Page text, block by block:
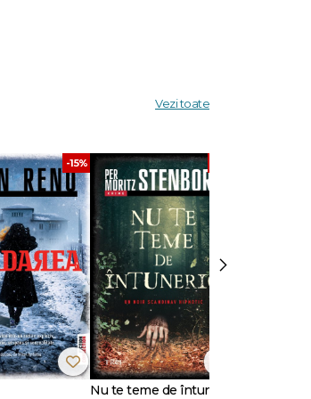
Vezi toate
-15%
Nu te teme de întuneric
›